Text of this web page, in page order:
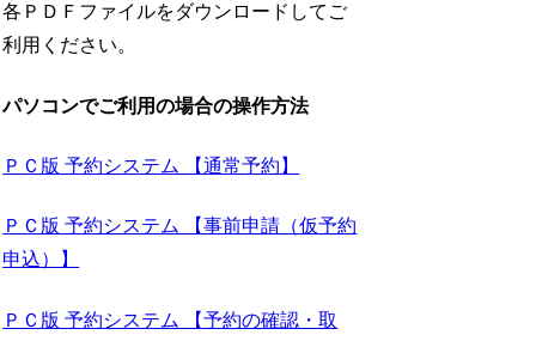
各ＰＤＦファイルをダウンロードしてご
利用ください。
パソコンでご利用の場合の操作方法
ＰＣ版 予約システム 【通常予約】
ＰＣ版 予約システム 【事前申請（仮予約
申込）】
ＰＣ版 予約システム 【予約の確認・取